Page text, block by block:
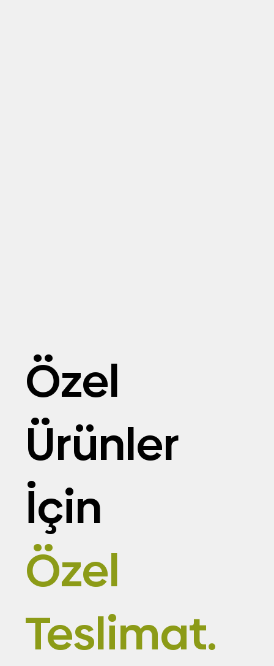
Özel
Ürünler
İçin
Özel
Teslimat.